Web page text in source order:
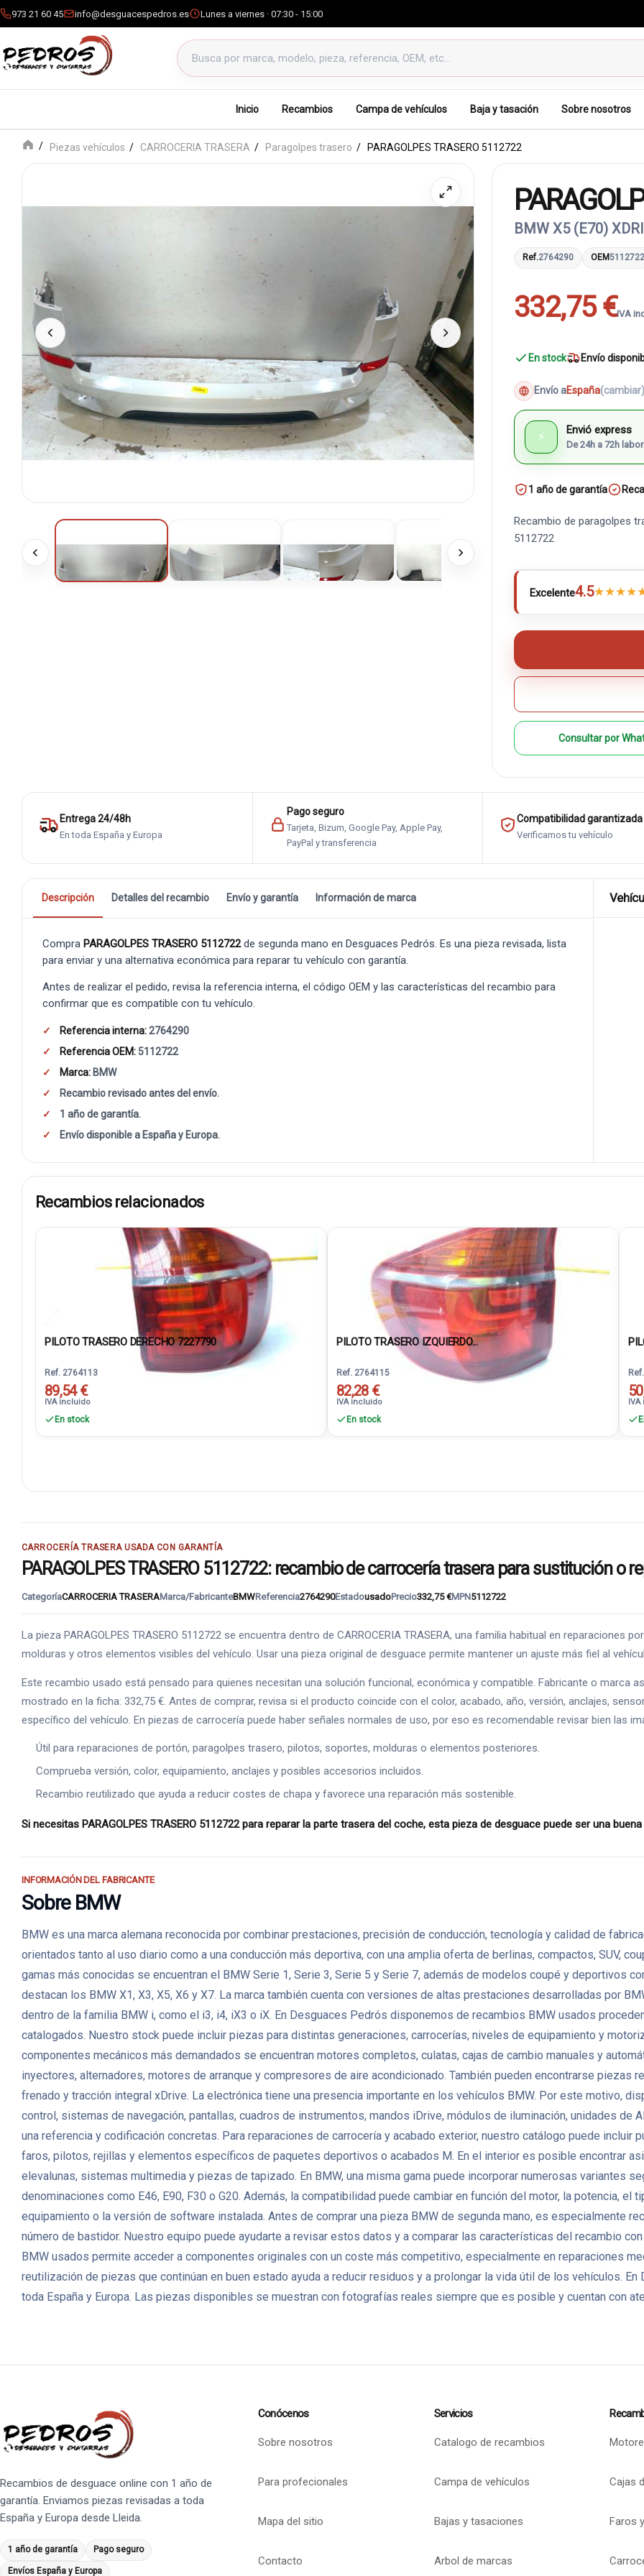
973 21 60 45 info@desguacespedros.es Lunes a viernes · 07:30 - 15:00
Buscar productos
Inicio Recambios Campa de vehículos Baja y tasación Sobre nosotros
Piezas vehículos CARROCERIA TRASERA Paragolpes trasero PARAGOLPES TRASERO 5112722
BMW X5 (E70)
Ref.2764290 OEM5112722
332,75 €IVA
En stock Envío
Envío aEspaña(cambiar)
⚡ Envió express
De 24h a 72h
1 año de garantía
Recambio de paragolpes
5112722
Excelente4.5★★★★
Consultar por
Entrega 24/48h
En toda España y Europa
Pago seguro
Tarjeta, Bizum, Google Pay, Apple Pay,
PayPal y transferencia
Compatibilidad garantizada
Verificamos tu vehículo
Descripción Detalles del recambio Envío y garantía Información de marca
Compra PARAGOLPES TRASERO 5112722de segunda mano en Desguaces Pedrós. Es una pieza revisada, lista
para enviar y una alternativa económica para reparar tu vehículo con garantía.
Antes de realizar el pedido, revisa la referencia interna, el código OEM y las características del recambio para
confirmar que es compatible con tu vehículo.
Referencia interna:2764290
Referencia OEM: 5112722
Marca: BMW
Recambio revisado antes del envío.
1 año de garantía.
Envío disponible a España y Europa.
Recambios relacionados
PILOTO TRASERO DERECHO 7227790
Ref. 2764113
89,54 €
IVA incluido
En stock
PILOTO TRASERO IZQUIERDO...
Ref. 2764115
82,28 €
IVA incluido
En stock
CARROCERÍA TRASERA USADA CON GARANTÍA
PARAGOLPES TRASERO 5112722: recambio de carrocería trasera para sustitución o
CategoríaCARROCERIA TRASERAMarca/FabricanteBMWReferencia2764290EstadousadoPrecio332,75 €MPN5112722
La pieza PARAGOLPES TRASERO 5112722 se encuentra dentro de CARROCERIA TRASERA, una familia habitual en
molduras y otros elementos visibles del vehículo. Usar una pieza original de desguace permite mantener un ajuste más fiel al
Este recambio usado está pensado para quienes necesitan una solución funcional, económica y compatible. Fabricante o marca
mostrado en la ficha: 332,75 €. Antes de comprar, revisa si el producto coincide con el color, acabado, año, versión, anclajes,
específico del vehículo. En piezas de carrocería puede haber señales normales de uso, por eso es recomendable revisar bien las
Útil para reparaciones de portón, paragolpes trasero, pilotos, soportes, molduras o elementos posteriores.
Comprueba versión, color, equipamiento, anclajes y posibles accesorios incluidos.
Recambio reutilizado que ayuda a reducir costes de chapa y favorece una reparación más sostenible.
Si necesitas PARAGOLPES TRASERO 5112722 para reparar la parte trasera del coche, esta pieza de desguace puede ser una
INFORMACIÓN DEL FABRICANTE
Sobre BMW
BMW es una marca alemana reconocida por combinar prestaciones, precisión de conducción, tecnología y calidad de
orientados tanto al uso diario como a una conducción más deportiva, con una amplia oferta de berlinas, compactos, SUV,
gamas más conocidas se encuentran el BMW Serie 1, Serie 3, Serie 5 y Serie 7, además de modelos coupé y deportivos
destacan los BMW X1, X3, X5, X6 y X7. La marca también cuenta con versiones de altas prestaciones desarrolladas por
dentro de la familia BMW i, como el i3, i4, iX3 o iX. En Desguaces Pedrós disponemos de recambios BMW usados
catalogados. Nuestro stock puede incluir piezas para distintas generaciones, carrocerías, niveles de equipamiento y
componentes mecánicos más demandados se encuentran motores completos, culatas, cajas de cambio manuales y
inyectores, alternadores, motores de arranque y compresores de aire acondicionado. También pueden encontrarse piezas
frenado y tracción integral xDrive. La electrónica tiene una presencia importante en los vehículos BMW. Por este motivo,
control, sistemas de navegación, pantallas, cuadros de instrumentos, mandos iDrive, módulos de iluminación, unidades de
una referencia y codificación concretas. Para reparaciones de carrocería y acabado exterior, nuestro catálogo puede incluir
faros, pilotos, rejillas y elementos específicos de paquetes deportivos o acabados M. En el interior es posible encontrar
elevalunas, sistemas multimedia y piezas de tapizado. En BMW, una misma gama puede incorporar numerosas variantes
denominaciones como E46, E90, F30 o G20. Además, la compatibilidad puede cambiar en función del motor, la potencia, el
equipamiento o la versión de software instalada. Antes de comprar una pieza BMW de segunda mano, es especialmente
número de bastidor. Nuestro equipo puede ayudarte a revisar estos datos y a comparar las características del recambio
BMW usados permite acceder a componentes originales con un coste más competitivo, especialmente en reparaciones
reutilización de piezas que continúan en buen estado ayuda a reducir residuos y a prolongar la vida útil de los vehículos.
toda España y Europa. Las piezas disponibles se muestran con fotografías reales siempre que es posible y cuentan con
Recambios de desguace online con 1 año de
garantía. Enviamos piezas revisadas a toda
España y Europa desde Lleida.
1 año de garantía Pago seguro
Envíos España y Europa
Conócenos
Sobre nosotros
Para profecionales
Mapa del sitio
Contacto
Servicios
Catalogo de recambios
Campa de vehículos
Bajas y tasaciones
Arbol de marcas
Cajas
Faros